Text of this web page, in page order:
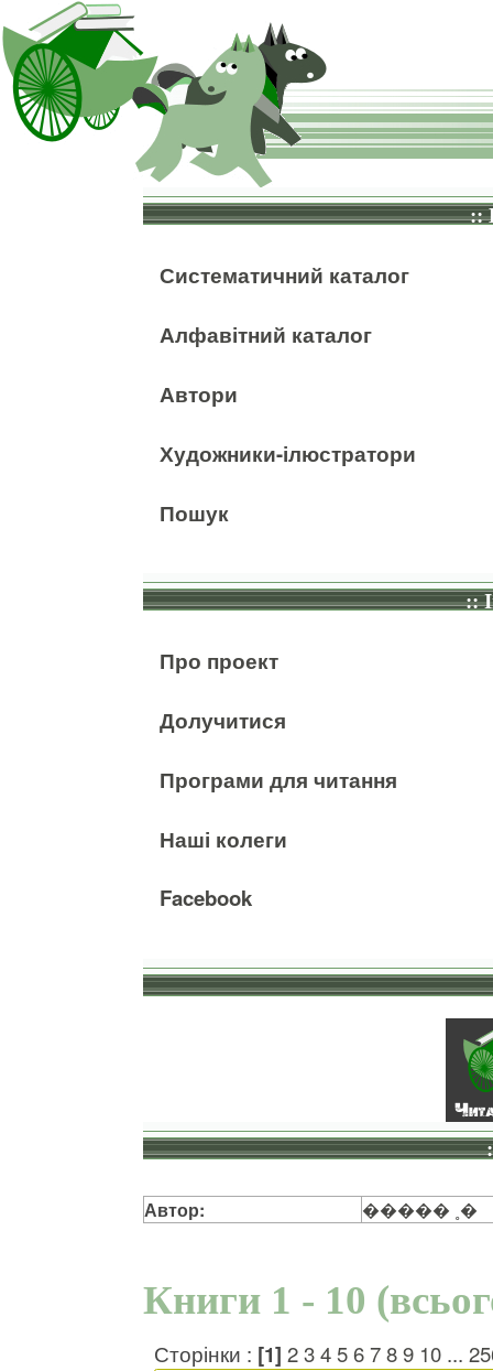
::
Систематичний каталог
Алфавітний каталог
Автори
Художники-ілюстратори
Пошук
::
Про проект
Долучитися
Програми для читання
Наші колеги
Facebook
Автор: ����� ˳�
Книги 1 - 10
Сторінки : [1] 23456789 10 ...